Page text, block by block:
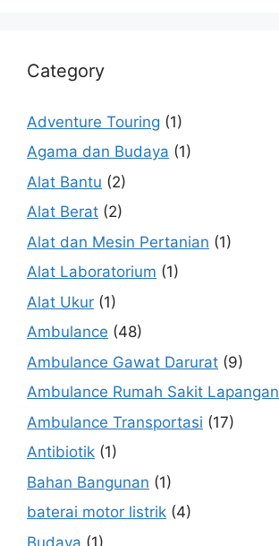
Category
Adventure Touring (1)
Agama dan Budaya (1)
Alat Bantu (2)
Alat Berat (2)
Alat dan Mesin Pertanian (1)
Alat Laboratorium (1)
Alat Ukur (1)
Ambulance (48)
Ambulance Gawat Darurat (9)
Ambulance Rumah Sakit Lapangan
Ambulance Transportasi (17)
Antibiotik (1)
Bahan Bangunan (1)
baterai motor listrik (4)
Budaya (1)